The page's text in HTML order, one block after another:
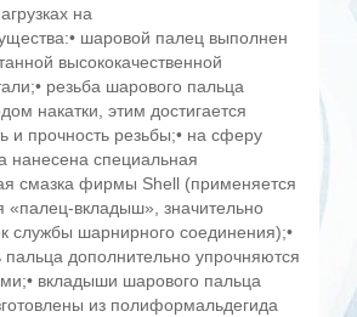
на
шаровой палец выполнен
высококачественной
резьба шарового пальца
накатки, этим достигается
и прочность резьбы;• на сферу
нанесена специальная
смазка фирмы Shell (применяется
«палец-вкладыш», значительно
службы шарнирного соединения);•
пальца дополнительно упрочняются
вкладыши шарового пальца
из полиформальдегида